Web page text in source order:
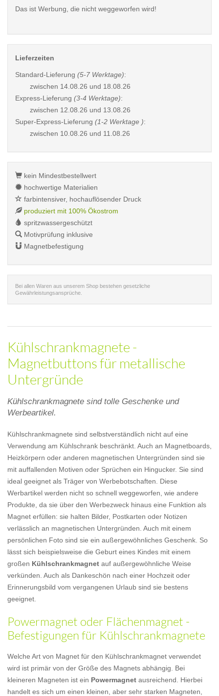
Das ist Werbung, die nicht weggeworfen wird!
Lieferzeiten
Standard-Lieferung (5-7 Werktage):
zwischen 14.08.26 und 18.08.26
Express-Lieferung (3-4 Werktage):
zwischen 12.08.26 und 13.08.26
Super-Express-Lieferung (1-2 Werktage ):
zwischen 10.08.26 und 11.08.26
kein Mindestbestellwert
hochwertige Materialien
farbintensiver, hochauflösender Druck
produziert mit 100% Ökostrom
spritzwassergeschützt
Motivprüfung inklusive
Magnetbefestigung
Bei allen Waren aus unserem Shop bestehen gesetzliche
Gewährleistungsansprüche.
Kühlschrankmagnete -
Magnetbuttons für metallische
Untergründe
Kühlschrankmagnete sind tolle Geschenke und
Werbeartikel.
Kühlschrankmagnete sind selbstverständlich nicht auf eine
Verwendung am Kühlschrank beschränkt. Auch an Magnetboards,
Heizkörpern oder anderen magnetischen Untergründen sind sie
mit auffallenden Motiven oder Sprüchen ein Hingucker. Sie sind
ideal geeignet als Träger von Werbebotschaften. Diese
Werbartikel werden nicht so schnell weggeworfen, wie andere
Produkte, da sie über den Werbezweck hinaus eine Funktion als
Magnet erfüllen: sie halten Bilder, Postkarten oder Notizen
verlässlich an magnetischen Untergründen. Auch mit einem
persönlichen Foto sind sie ein außergewöhnliches Geschenk. So
lässt sich beispielsweise die Geburt eines Kindes mit einem
großen Kühlschrankmagnet auf außergewöhnliche Weise
verkünden. Auch als Dankeschön nach einer Hochzeit oder
Erinnerungsbild vom vergangenen Urlaub sind sie bestens
geeignet.
Powermagnet oder Flächenmagnet -
Befestigungen für Kühlschrankmagnete
Welche Art von Magnet für den Kühlschrankmagnet verwendet
wird ist primär von der Größe des Magnets abhängig. Bei
kleineren Magneten ist ein Powermagnet ausreichend. Hierbei
handelt es sich um einen kleinen, aber sehr starken Magneten,